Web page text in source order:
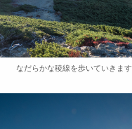
なだらかな稜線を歩いていきます